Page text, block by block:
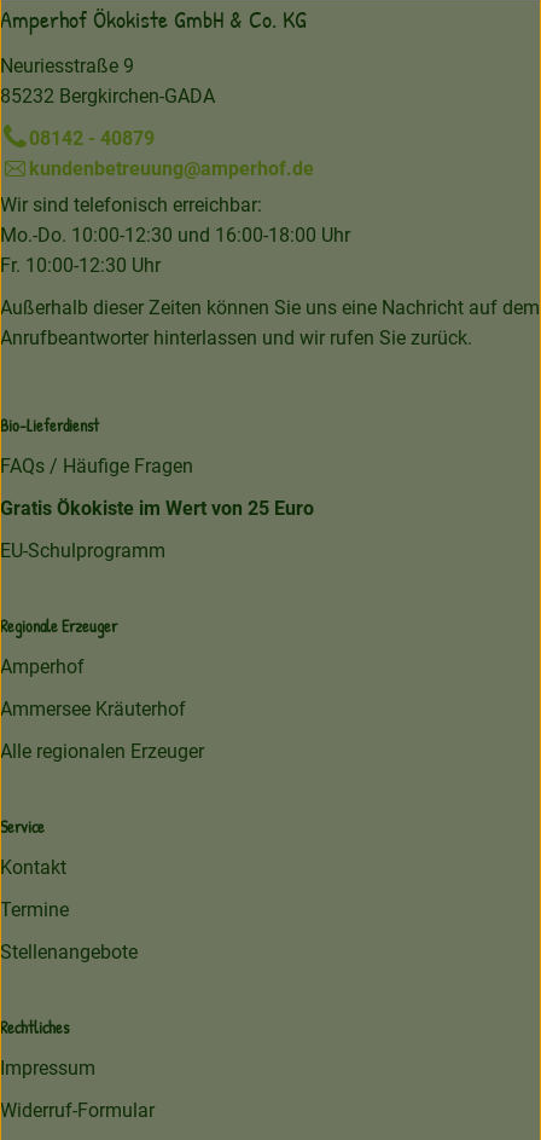
Amperhof Ökokiste GmbH & Co. KG
Neuriesstraße 9
85232 Bergkirchen-GADA
08142 - 40879
kundenbetreuung@amperhof.de
Wir sind telefonisch erreichbar:
Mo.-Do. 10:00-12:30 und 16:00-18:00 Uhr
Fr. 10:00-12:30 Uhr
Außerhalb dieser Zeiten können Sie uns eine Nachricht auf dem
Anrufbeantworter hinterlassen und wir rufen Sie zurück.
Bio-Lieferdienst
FAQs / Häufige Fragen
Gratis Ökokiste im Wert von 25 Euro
EU-Schulprogramm
Regionale Erzeuger
Amperhof
Ammersee Kräuterhof
Alle regionalen Erzeuger
Service
Kontakt
Termine
Stellenangebote
Rechtliches
Impressum
Widerruf-Formular